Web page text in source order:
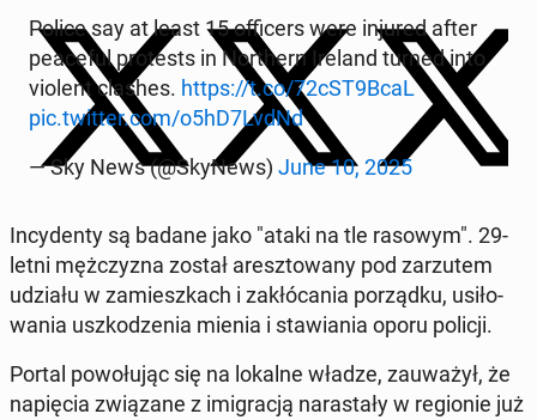
Police say at least 15 of­fi­cers were injured after
pe­ace­ful pro­te­sts in Nor­thern Ireland turned into
violent clashes. https://t.co/72cST9BcaL
pic.twitter.com/o5hD7LvdNd
— Sky News (@SkyNews) June 10, 2025
In­cy­den­ty są badane jako "ataki na tle rasowym". 29-
letni męż­czy­zna został aresz­to­wa­ny pod za­rzu­tem
udziału w za­miesz­kach i za­kłó­ca­nia po­rząd­ku, usi­ło­
wa­nia uszko­dze­nia mienia i sta­wia­nia oporu policji.
Portal po­wo­łu­jąc się na lokalne władze, za­uwa­żył, że
na­pię­cia zwią­za­ne z imi­gra­cją na­ra­sta­ły w re­gio­nie już